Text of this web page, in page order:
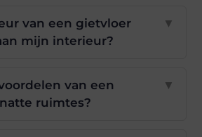
van een gietvloer
mijn interieur?
▼
van een
ruimtes?
▼